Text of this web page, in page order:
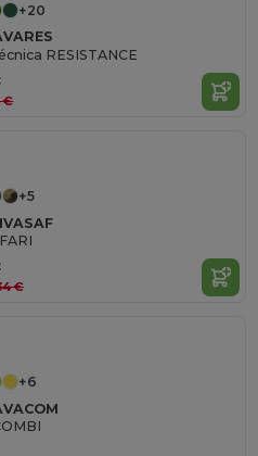
+20
RESISTANCE
€
+5
€
+6